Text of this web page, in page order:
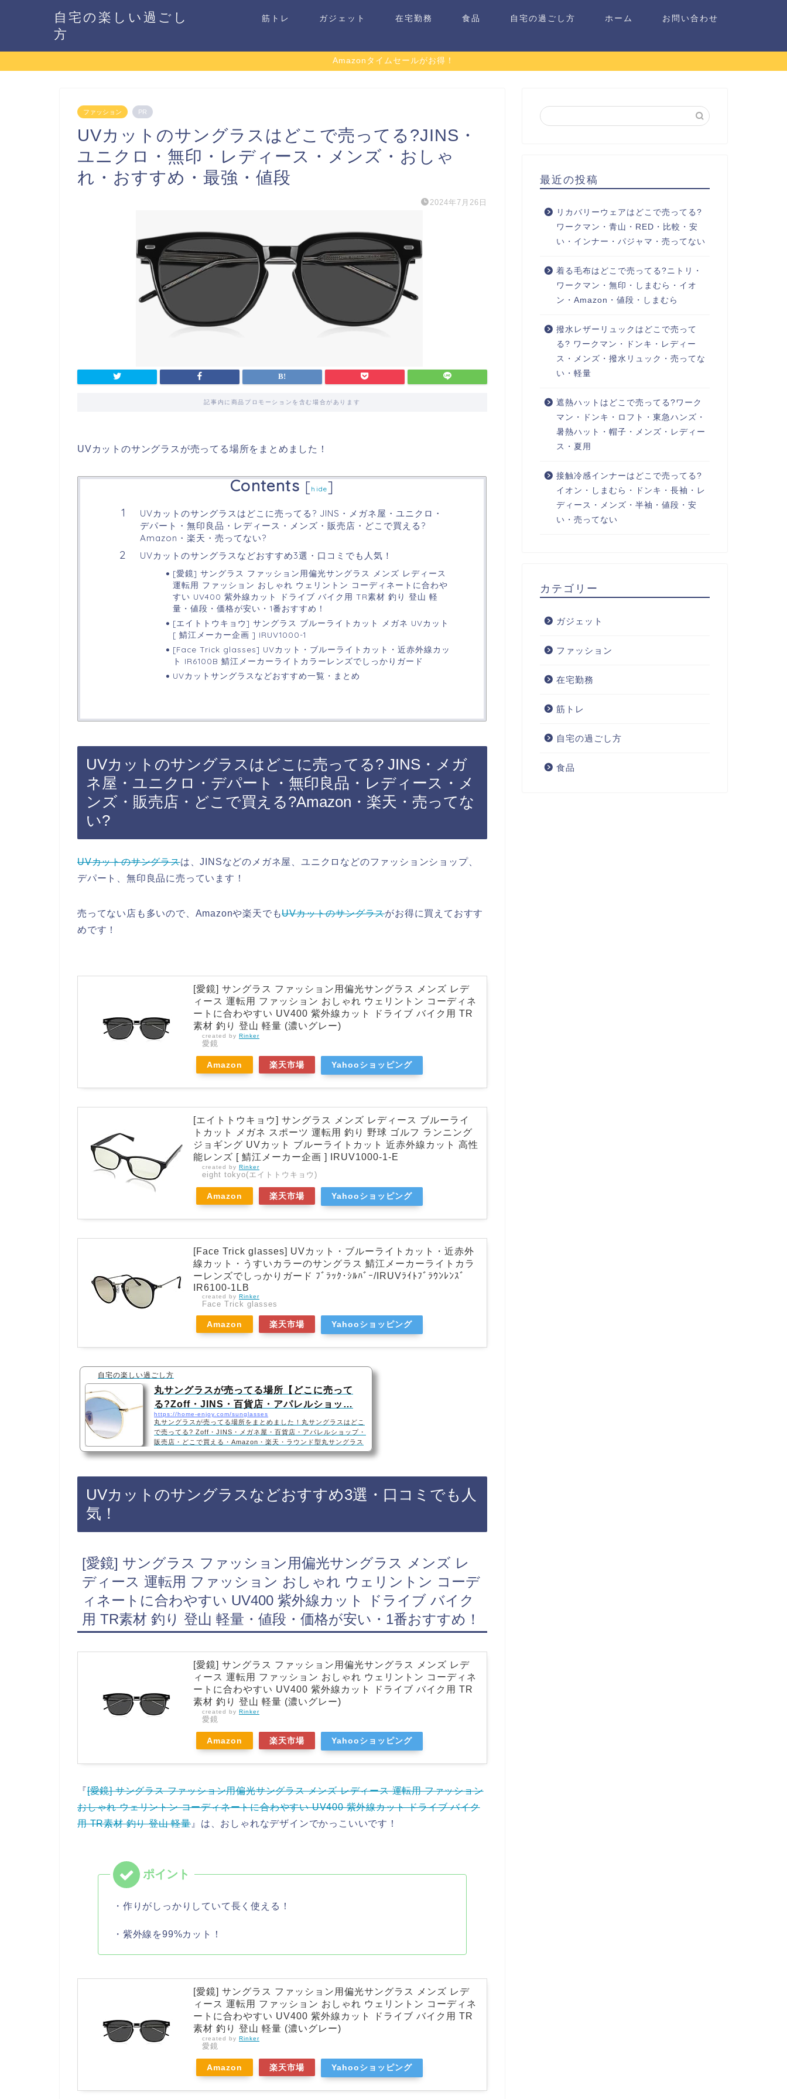
自宅の楽しい過ごし
方
筋トレ ガジェット 在宅勤務 食品 自宅の過ごし方 ホーム お問い合わせ
Amazonタイムセールがお得！
ファッション PR
UVカットのサングラスはどこで売ってる?JINS・
ユニクロ・無印・レディース・メンズ・おしゃ
れ・おすすめ・最強・値段
2024年7月26日
記事内に商品プロモーションを含む場合があります
UVカットのサングラスが売ってる場所をまとめました！
Contents [hide]
UVカットのサングラスはどこに売ってる? JINS・メガネ屋・ユニクロ・
デパート・無印良品・レディース・メンズ・販売店・どこで買える?
Amazon・楽天・売ってない?
UVカットのサングラスなどおすすめ3選・口コミでも人気！
[愛鏡] サングラス ファッション用偏光サングラス メンズ レディース
運転用 ファッション おしゃれ ウェリントン コーディネートに合わや
すい UV400 紫外線カット ドライブ バイク用 TR素材 釣り 登山 軽
量・値段・価格が安い・1番おすすめ！
[エイトトウキョウ] サングラス ブルーライトカット メガネ UVカット
[ 鯖江メーカー企画 ] IRUV1000-1
[Face Trick glasses] UVカット・ブルーライトカット・近赤外線カッ
ト IR6100B 鯖江メーカーライトカラーレンズでしっかりガード
UVカットサングラスなどおすすめ一覧・まとめ
UVカットのサングラスはどこに売ってる? JINS・メガ
ネ屋・ユニクロ・デパート・無印良品・レディース・メ
ンズ・販売店・どこで買える?Amazon・楽天・売ってな
い?
UVカットのサングラスは、JINSなどのメガネ屋、ユニクロなどのファッションショップ、
デパート、無印良品に売っています！
売ってない店も多いので、Amazonや楽天でもUVカットのサングラスがお得に買えておすす
めです！
[愛鏡] サングラス ファッション用偏光サングラス メンズ レデ
ィース 運転用 ファッション おしゃれ ウェリントン コーディネ
ートに合わやすい UV400 紫外線カット ドライブ バイク用 TR
素材 釣り 登山 軽量 (濃いグレー)
created by Rinker
愛鏡
Amazon 楽天市場 Yahooショッピング
[エイトトウキョウ] サングラス メンズ レディース ブルーライ
トカット メガネ スポーツ 運転用 釣り 野球 ゴルフ ランニング
ジョギング UVカット ブルーライトカット 近赤外線カット 高性
能レンズ [ 鯖江メーカー企画 ] IRUV1000-1-E
created by Rinker
eight tokyo(エイトトウキョウ)
Amazon 楽天市場 Yahooショッピング
[Face Trick glasses] UVカット・ブルーライトカット・近赤外
線カット・うすいカラーのサングラス 鯖江メーカーライトカラ
ーレンズでしっかりガード ﾌﾞﾗｯｸ･ｼﾙﾊﾞｰ/IRUVﾗｲﾄﾌﾞﾗｳﾝﾚﾝｽﾞ
IR6100-1LB
created by Rinker
Face Trick glasses
Amazon 楽天市場 Yahooショッピング
自宅の楽しい過ごし方
丸サングラスが売ってる場所【どこに売って
る?Zoff・JINS・百貨店・アパレルショッ…
https://home-enjoy.com/sunglasses
丸サングラスが売ってる場所をまとめました！丸サングラスはどこ
で売ってる? Zoff・JINS・メガネ屋・百貨店・アパレルショップ・
販売店・どこで買える・Amazon・楽天・ラウンド型丸サングラス
は、Zoff、JINSなどのメガネ屋、百貨店、アパレルショップに売っ
れ・2021年最新 サングラス 0RB3447 ROUND METAL・丸サング
ラス1番おすすめ！レディース…
UVカットのサングラスなどおすすめ3選・口コミでも人
気！
[愛鏡] サングラス ファッション用偏光サングラス メンズ レ
ディース 運転用 ファッション おしゃれ ウェリントン コーデ
ィネートに合わやすい UV400 紫外線カット ドライブ バイク
用 TR素材 釣り 登山 軽量・値段・価格が安い・1番おすすめ！
[愛鏡] サングラス ファッション用偏光サングラス メンズ レデ
ィース 運転用 ファッション おしゃれ ウェリントン コーディネ
ートに合わやすい UV400 紫外線カット ドライブ バイク用 TR
素材 釣り 登山 軽量 (濃いグレー)
created by Rinker
愛鏡
Amazon 楽天市場 Yahooショッピング
『[愛鏡] サングラス ファッション用偏光サングラス メンズ レディース 運転用 ファッション
おしゃれ ウェリントン コーディネートに合わやすい UV400 紫外線カット ドライブ バイク
用 TR素材 釣り 登山 軽量 』は、おしゃれなデザインでかっこいいです！
・作りがしっかりしていて長く使える！
・紫外線を99%カット！
[愛鏡] サングラス ファッション用偏光サングラス メンズ レデ
ィース 運転用 ファッション おしゃれ ウェリントン コーディネ
ートに合わやすい UV400 紫外線カット ドライブ バイク用 TR
素材 釣り 登山 軽量 (濃いグレー)
created by Rinker
愛鏡
Amazon 楽天市場 Yahooショッピング
最近の投稿
リカバリーウェアはどこで売ってる?
ワークマン・青山・RED・比較・安
い・インナー・パジャマ・売ってない
着る毛布はどこで売ってる?ニトリ・
ワークマン・無印・しまむら・イオ
ン・Amazon・値段・しまむら
撥水レザーリュックはどこで売って
る? ワークマン・ドンキ・レディー
ス・メンズ・撥水リュック・売ってな
い・軽量
遮熱ハットはどこで売ってる?ワーク
マン・ドンキ・ロフト・東急ハンズ・
暑熱ハット・帽子・メンズ・レディー
ス・夏用
接触冷感インナーはどこで売ってる?
イオン・しまむら・ドンキ・長袖・レ
ディース・メンズ・半袖・値段・安
い・売ってない
カテゴリー
ガジェット
ファッション
在宅勤務
筋トレ
自宅の過ごし方
食品